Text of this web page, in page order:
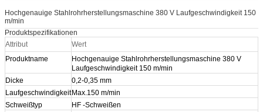
Hochgenauige Stahlrohrherstellungsmaschine 380 V Laufgeschwindigkeit 150
m/min
Produktspezifikationen
Attribut
Wert
Produktname
Hochgenauige Stahlrohrherstellungsmaschine 380 V
Laufgeschwindigkeit 150 m/min
Dicke
0,2-0,35 mm
LaufgeschwindigkeitMax.150 m/min
Schweißtyp
HF -Schweißen